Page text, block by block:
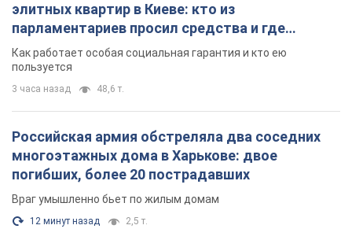
элитных квартир в Киеве: кто из
парламентариев просил средства и где
поселился
Как работает особая социальная гарантия и кто ею
пользуется
3 часа назад 48,6 т.
Российская армия обстреляла два соседних
многоэтажных дома в Харькове: двое
погибших, более 20 пострадавших
Враг умышленно бьет по жилым домам
12 минут назад 2,5 т.